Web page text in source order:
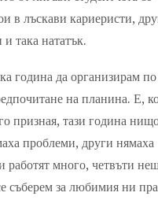
в лъскави кариеристи,
така нататък.
година да организирам
на планина. Е,
призная, тази година
проблеми, други нямаха
работят много, четвъти
съберем за любимия ни